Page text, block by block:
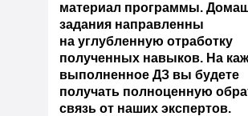
материал программы.
задания направленны
на углубленную отработку
полученных навыков. На
выполненное ДЗ вы будете
получать полноценную
связь от наших экспертов.